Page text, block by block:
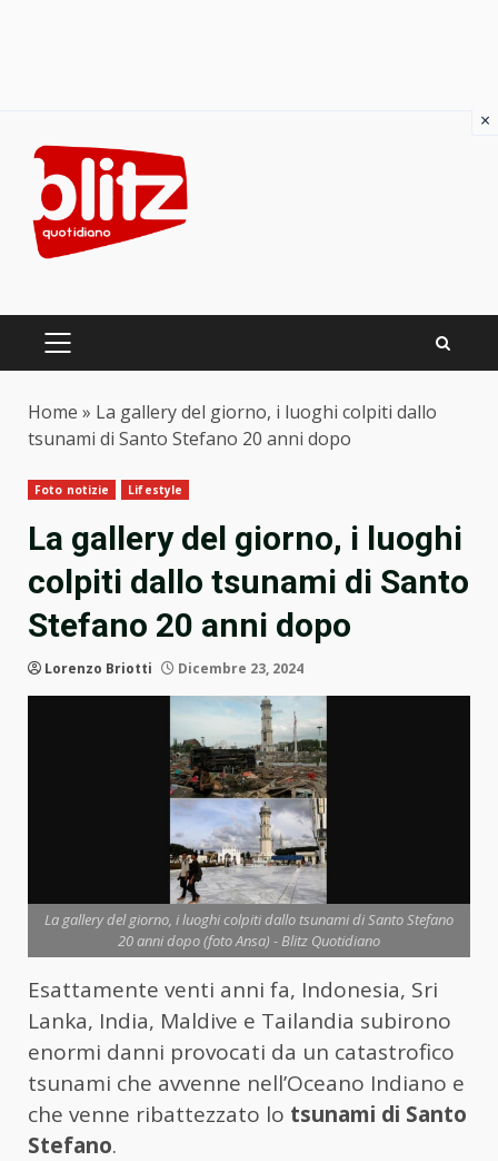
content
PRIMARY
Home » La gallery del giorno, i luoghi colpiti dallo
tsunami di Santo Stefano 20 anni dopo
Foto notizie Lifestyle
La gallery del giorno, i luoghi
colpiti dallo tsunami di Santo
Stefano 20 anni dopo
Lorenzo Briotti Dicembre 23, 2024
La gallery del giorno, i luoghi colpiti dallo tsunami di Santo Stefano
20 anni dopo (foto Ansa) - Blitz Quotidiano
Esattamente venti anni fa, Indonesia, Sri
Lanka, India, Maldive e Tailandia subirono
enormi danni provocati da un catastrofico
tsunami che avvenne nell’Oceano Indiano e
che venne ribattezzato lo tsunami di Santo
Stefano.
×